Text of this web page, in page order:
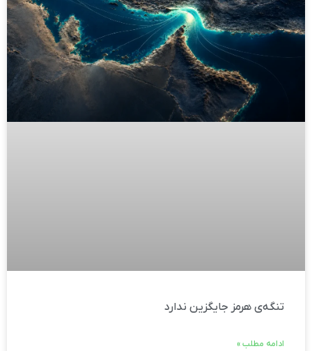
تنگه‌ی هرمز جایگزین ندارد
ادامه مطلب »